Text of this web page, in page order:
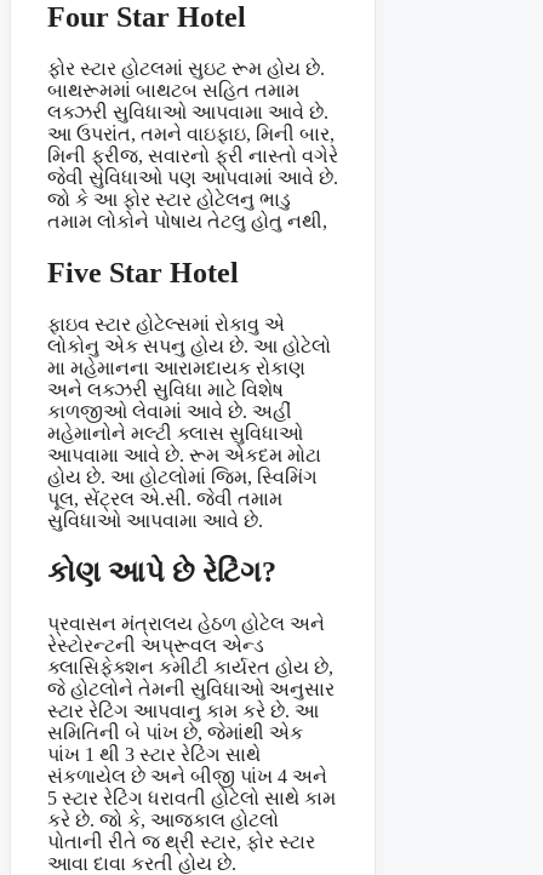
Four Star Hotel
ફોર સ્ટાર હોટલમાં સુઇટ રૂમ હોય છે.
બાથરૂમમાં બાથટબ સહિત તમામ
લક્ઝરી સુવિધાઓ આપવામા આવે છે.
આ ઉપરાંત, તમને વાઇફાઇ, મિની બાર,
મિની ફ્રીજ, સવારનો ફ્રી નાસ્તો વગેરે
જેવી સુવિધાઓ પણ આપવામાં આવે છે.
જો કે આ ફોર સ્ટાર હોટેલનુ ભાડુ
તમામ લોકોને પોષાય તેટલુ હોતુ નથી,
Five Star Hotel
ફાઇવ સ્ટાર હોટેલ્સમાં રોકાવુ એ
લોકોનુ એક સપનુ હોય છે. આ હોટેલો
મા મહેમાનના આરામદાયક રોકાણ
અને લક્ઝરી સુવિધા માટે વિશેષ
કાળજીઓ લેવામાં આવે છે. અહીં
મહેમાનોને મલ્ટી ક્લાસ સુવિધાઓ
આપવામા આવે છે. રૂમ એકદમ મોટા
હોય છે. આ હોટલોમાં જિમ, સ્વિમિંગ
પૂલ, સેંટ્રલ એ.સી. જેવી તમામ
સુવિધાઓ આપવામા આવે છે.
કોણ આપે છે રેટિંગ?
પ્રવાસન મંત્રાલય હેઠળ હોટેલ અને
રેસ્ટોરન્ટની અપ્રૂવલ એન્ડ
ક્લાસિફેક્શન કમીટી કાર્યરત હોય છે,
જે હોટલોને તેમની સુવિધાઓ અનુસાર
સ્ટાર રેટિંગ આપવાનુ કામ કરે છે. આ
સમિતિની બે પાંખ છે, જેમાંથી એક
પાંખ 1 થી 3 સ્ટાર રેટિંગ સાથે
સંકળાયેલ છે અને બીજી પાંખ 4 અને
5 સ્ટાર રેટિંગ ધરાવતી હોટેલો સાથે કામ
કરે છે. જો કે, આજકાલ હોટલો
પોતાની રીતે જ થ્રી સ્ટાર, ફોર સ્ટાર
આવા દાવા કરતી હોય છે.